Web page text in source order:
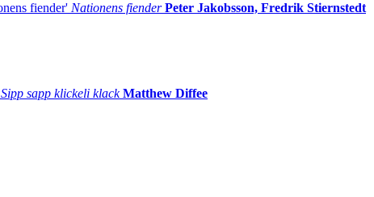
Nationens fiender Peter Jakobsson, Fredrik Stiernstedt
Sipp sapp klickeli klack Matthew Diffee